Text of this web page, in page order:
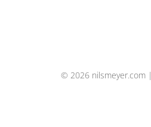
© 2026 nilsmeyer.com |